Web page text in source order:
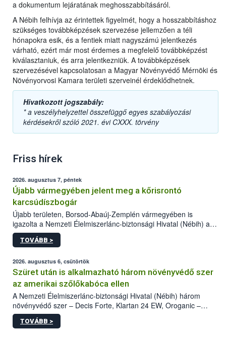
a dokumentum lejáratának meghosszabbításáról.
A Nébih felhívja az érintettek figyelmét, hogy a hosszabbításhoz
szükséges továbbképzések szervezése jellemzően a téli
hónapokra esik, és a fentiek miatt nagyszámú jelentkezés
várható, ezért már most érdemes a megfelelő továbbképzést
kiválasztaniuk, és arra jelentkezniük. A továbbképzések
szervezésével kapcsolatosan a Magyar Növényvédő Mérnöki és
Növényorvosi Kamara területi szerveinél érdeklődhetnek.
Hivatkozott jogszabály:
* a veszélyhelyzettel összefüggő egyes szabályozási
kérdésekről szóló 2021. évi CXXX. törvény
Friss hírek
2026. augusztus 7, péntek
Újabb vármegyében jelent meg a kőrisrontó
karcsúdíszbogár
Újabb területen, Borsod-Abaúj-Zemplén vármegyében is
igazolta a Nemzeti Élelmiszerlánc-biztonsági Hivatal (Nébih) a
kőrisrontó karcsúdíszbogár (Agrilus planipennis) jelenlétét. A
kártevőt nem csak színcsapdában találták meg, de már fertőzött
az intenzív felderítést, emellett az intézkedéseket a szlovák
hatósággal is összehangolják a terjedés megállítása érdekében.
TOVÁBB >
2026. augusztus 6, csütörtök
Szüret után is alkalmazható három növényvédő szer
az amerikai szőlőkabóca ellen
A Nemzeti Élelmiszerlánc-biztonsági Hivatal (Nébih) három
növényvédő szer – Decis Forte, Klartan 24 EW, Oroganic –
engedélyokiratát módosította, így azok a szüretet követően,
egészen a vesszőérettség (BBCH 91) stádiumáig
TOVÁBB >